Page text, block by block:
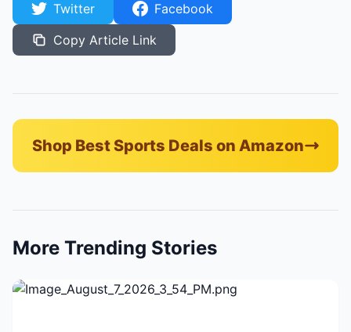
Twitter
Facebook
Copy Article Link
Shop Best Sports Deals on Amazon
More Trending Stories